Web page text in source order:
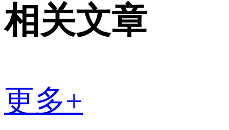
相关文章
更多+